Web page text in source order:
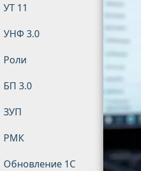
УТ 11
УНФ 3.0
Роли
БП 3.0
ЗУП
РМК
Обновление 1С